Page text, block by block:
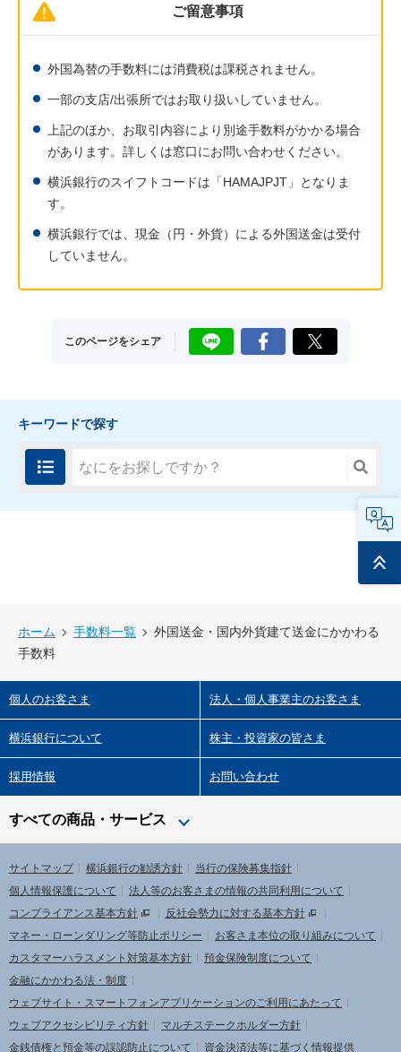
ご留意事項
外国為替の手数料には消費税は課税されません。
一部の支店/出張所ではお取り扱いしていません。
上記のほか、お取引内容により別途手数料がかかる場合
があります。詳しくは窓口にお問い合わせください。
横浜銀行のスイフトコードは「HAMAJPJT」となりま
す。
横浜銀行では、現金（円・外貨）による外国送金は受付
していません。
このページをシェア LINE Facebook X
キーワードで探す
トップ
ホーム 手数料一覧
外国送金・国内外貨建て送金にかかわる
手数料
個人のお客さま 法人・個人事業主のお客さま
横浜銀行について 株主・投資家の皆さま
採用情報 お問い合わせ
すべての商品・サービス
サイトマップ 横浜銀行の勧誘方針
当行の保険募集指針
個人情報保護について
法人等のお客さまの情報の共同利用について
コンプライアンス基本方針
反社会勢力に対する基本方針
マネー・ローンダリング等防止ポリシー
お客さま本位の取り組みについて
カスタマーハラスメント対策基本方針
預金保険制度について
金融にかかわる法・制度
ウェブサイト・スマートフォンアプリケーションのご利用にあたって
ウェブアクセシビリティ方針
マルチステークホルダー方針
金銭債権と預金等の誤認防止について
資金決済法等に基づく情報提供